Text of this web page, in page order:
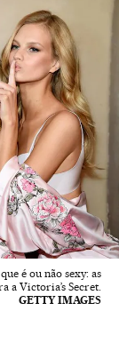
é ou não sexy: as
a Victoria’s Secret.
GETTY IMAGES